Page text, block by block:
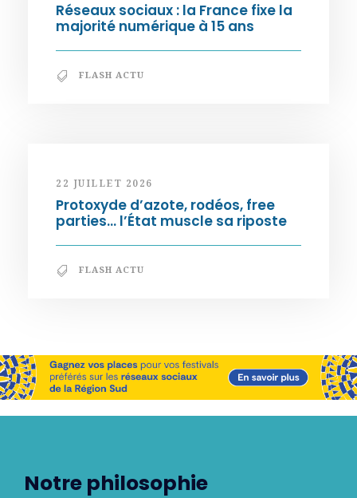
Réseaux sociaux : la France fixe la
majorité numérique à 15 ans
FLASH ACTU
22 JUILLET 2026
Protoxyde d’azote, rodéos, free
parties… l’État muscle sa riposte
FLASH ACTU
Notre philosophie